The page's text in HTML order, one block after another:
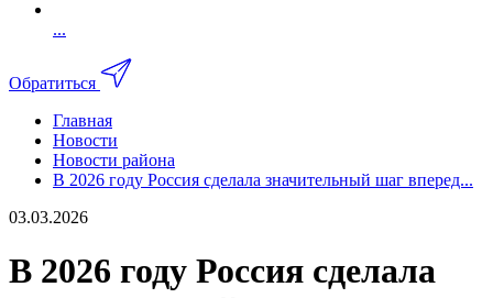
...
Обратиться
Главная
Новости
Новости района
В 2026 году Россия сделала значительный шаг вперед...
03.03.2026
В 2026 году Россия сделала